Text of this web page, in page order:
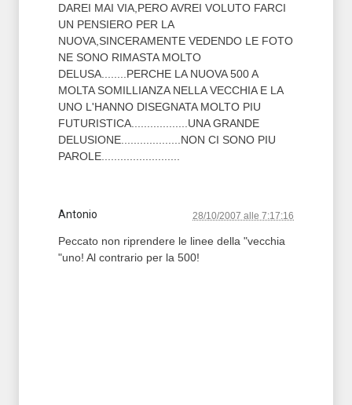
DAREI MAI VIA,PERO AVREI VOLUTO FARCI
UN PENSIERO PER LA
NUOVA,SINCERAMENTE VEDENDO LE FOTO
NE SONO RIMASTA MOLTO
DELUSA........PERCHE LA NUOVA 500 A
MOLTA SOMILLIANZA NELLA VECCHIA E LA
UNO L'HANNO DISEGNATA MOLTO PIU
FUTURISTICA..................UNA GRANDE
DELUSIONE...................NON CI SONO PIU
PAROLE.........................
Antonio 28/10/2007 alle 7:17:16
Peccato non riprendere le linee della "vecchia
"uno! Al contrario per la 500!